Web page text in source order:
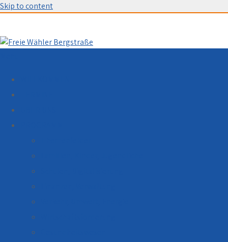
Skip to content